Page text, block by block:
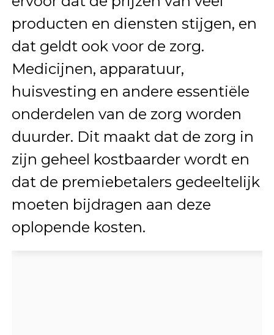
producten en diensten stijgen, en
dat geldt ook voor de zorg.
Medicijnen, apparatuur,
huisvesting en andere essentiële
onderdelen van de zorg worden
duurder. Dit maakt dat de zorg in
zijn geheel kostbaarder wordt en
dat de premiebetalers gedeeltelijk
moeten bijdragen aan deze
oplopende kosten.